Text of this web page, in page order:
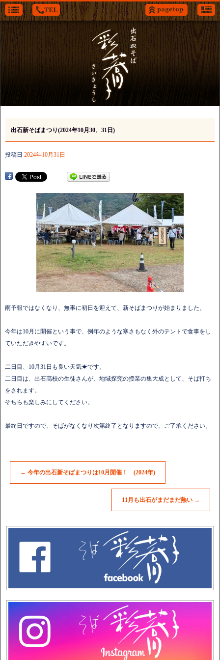
出石新そばまつり(2024年10月30、31日)
投稿日 2024年10月31日
雨予報ではなくなり、無事に初日を迎えて、新そばまつりが始まりました。
今年は10月に開催という事で、例年のような寒さもなく外のテントで食事をし
ていただきやすいです。
二日目、10月31日も良い天気☀です。
二日目は、出石高校の生徒さんが、地域探究の授業の集大成として、そば打ち
をされます。
そちらも楽しみにしてください。
最終日ですので、そばがなくなり次第終了となりますので、ご了承ください。
← 今年の出石新そばまつりは10月開催！ (2024年)
11月も出石がまだまだ熱い →